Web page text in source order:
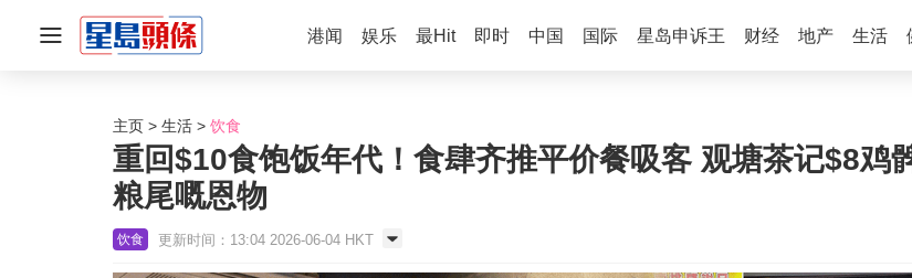
港闻 娱乐 最Hit 即时 中国 国际 星岛申诉王 财经 地产 生活
主页 生活 饮食
重回$10食饱饭年代！食肆齐推平价餐吸客 观塘茶记$8鸡
粮尾嘅恩物
饮食 更新时间：13:04 2026-06-04 HKT